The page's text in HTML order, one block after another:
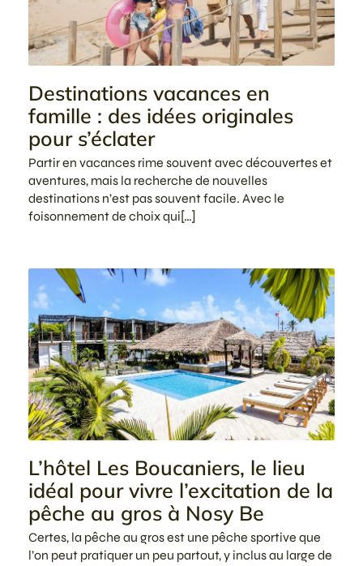
Destinations vacances en
famille : des idées originales
pour s’éclater
Partir en vacances rime souvent avec découvertes et
aventures, mais la recherche de nouvelles
destinations n’est pas souvent facile. Avec le
foisonnement de choix qui[…]
L’hôtel Les Boucaniers, le lieu
idéal pour vivre l’excitation de la
pêche au gros à Nosy Be
Certes, la pêche au gros est une pêche sportive que
l’on peut pratiquer un peu partout, y inclus au large de